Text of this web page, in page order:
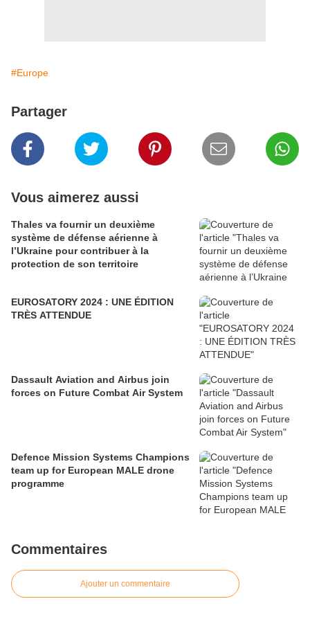
#Europe
Partager
Vous aimerez aussi
Thales va fournir un deuxième
système de défense aérienne à
l’Ukraine pour contribuer à la
protection de son territoire
EUROSATORY 2024 : UNE ÉDITION
TRÈS ATTENDUE
Dassault Aviation and Airbus join
forces on Future Combat Air System
Defence Mission Systems Champions
team up for European MALE drone
programme
Commentaires
Ajouter un commentaire